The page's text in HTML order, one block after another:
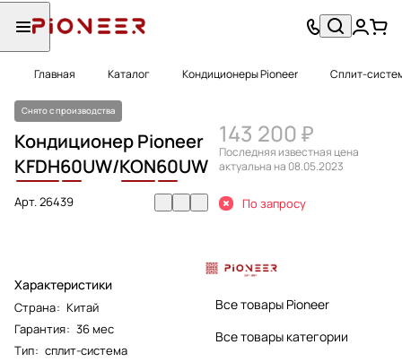
Главная Каталог Кондиционеры Pioneer Сплит-
Снято с производства
Кондиционер Pioneer
KFDH60UW/KON60UW
Арт.26439
Характеристики
Страна: Китай
Гарантия: 36 мес
Тип: сплит-система
143 200 ₽
Последняя известная цена
актуальна на 08.05.2023
По запросу
Все товары Pioneer
Все товары категории